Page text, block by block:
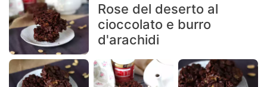
Rose del deserto al
cioccolato e burro
d'arachidi